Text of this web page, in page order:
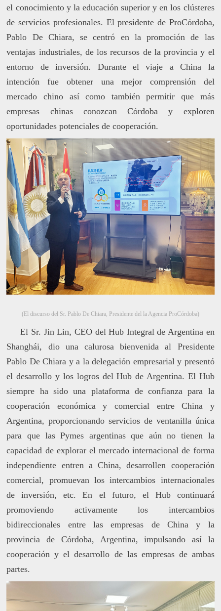
el conocimiento y la educación superior y en los clústeres
de servicios profesionales. El presidente de ProCórdoba,
Pablo De Chiara, se centró en la promoción de las
ventajas industriales, de los recursos de la provincia y el
entorno de inversión. Durante el viaje a China la
intención fue obtener una mejor comprensión del
mercado chino así como también permitir que más
empresas chinas conozcan Córdoba y exploren
oportunidades potenciales de cooperación.
(El discurso del Sr. Pablo De Chiara, Presidente del la Agencia ProCórdoba)
El Sr. Jin Lin, CEO del Hub Integral de Argentina en
Shanghái, dio una calurosa bienvenida al Presidente
Pablo De Chiara y a la delegación empresarial y presentó
el desarrollo y los logros del Hub de Argentina. El Hub
siempre ha sido una plataforma de confianza para la
cooperación económica y comercial entre China y
Argentina, proporcionando servicios de ventanilla única
para que las Pymes argentinas que aún no tienen la
capacidad de explorar el mercado internacional de forma
independiente entren a China, desarrollen cooperación
comercial, promuevan los intercambios internacionales
de inversión, etc. En el futuro, el Hub continuará
promoviendo activamente los intercambios
bidireccionales entre las empresas de China y la
provincia de Córdoba, Argentina, impulsando así la
cooperación y el desarrollo de las empresas de ambas
partes.